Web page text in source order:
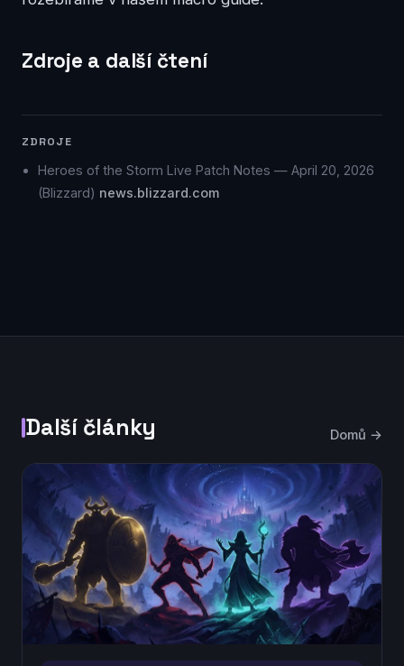
Zdroje a další čtení
ZDROJE
Heroes of the Storm Live Patch Notes — April 20, 2026
(Blizzard) news.blizzard.com
Další články Domů →